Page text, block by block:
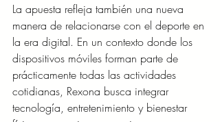
La apuesta refleja también una nueva
manera de relacionarse con el deporte en
la era digital. En un contexto donde los
dispositivos móviles forman parte de
prácticamente todas las actividades
cotidianas, Rexona busca integrar
tecnología, entretenimiento y bienestar